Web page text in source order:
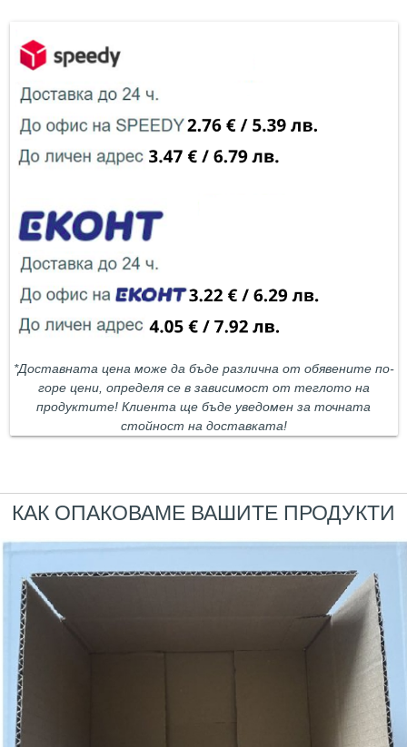
*Доставната цена може да бъде различна от обявените по-
горе цени, определя се в зависимост от теглото на
продуктите! Клиента ще бъде уведомен за точната
стойност на доставката!
КАК ОПАКОВАМЕ ВАШИТЕ ПРОДУКТИ